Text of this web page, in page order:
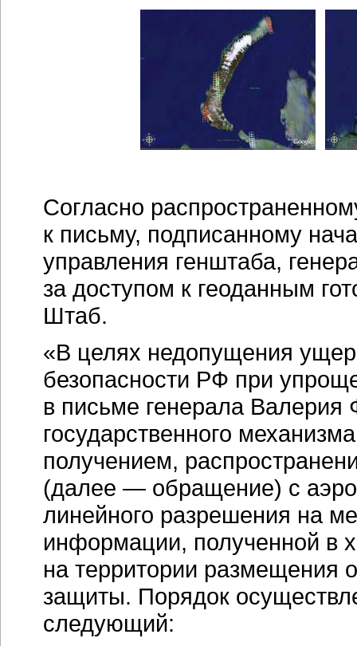
Согласно
к письму, подписанному
управления генштаба,
за доступом к геоданным
Штаб.
«В целях недопущения
безопасности РФ при
в письме генерала
государственного
получением,
(далее — обращение) с
линейного разрешения на
информации, полученной в
на территории размещения
защиты. Порядок
следующий: